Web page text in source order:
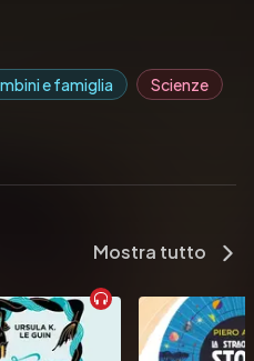
e famiglia Scienze
Mostra tutto